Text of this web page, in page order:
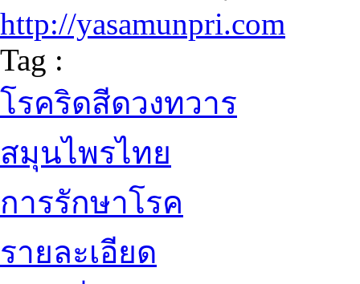
http://yasamunpri.com
Tag :
โรคริดสีดวงทวาร
สมุนไพรไทย
การรักษาโรค
รายละเอียด